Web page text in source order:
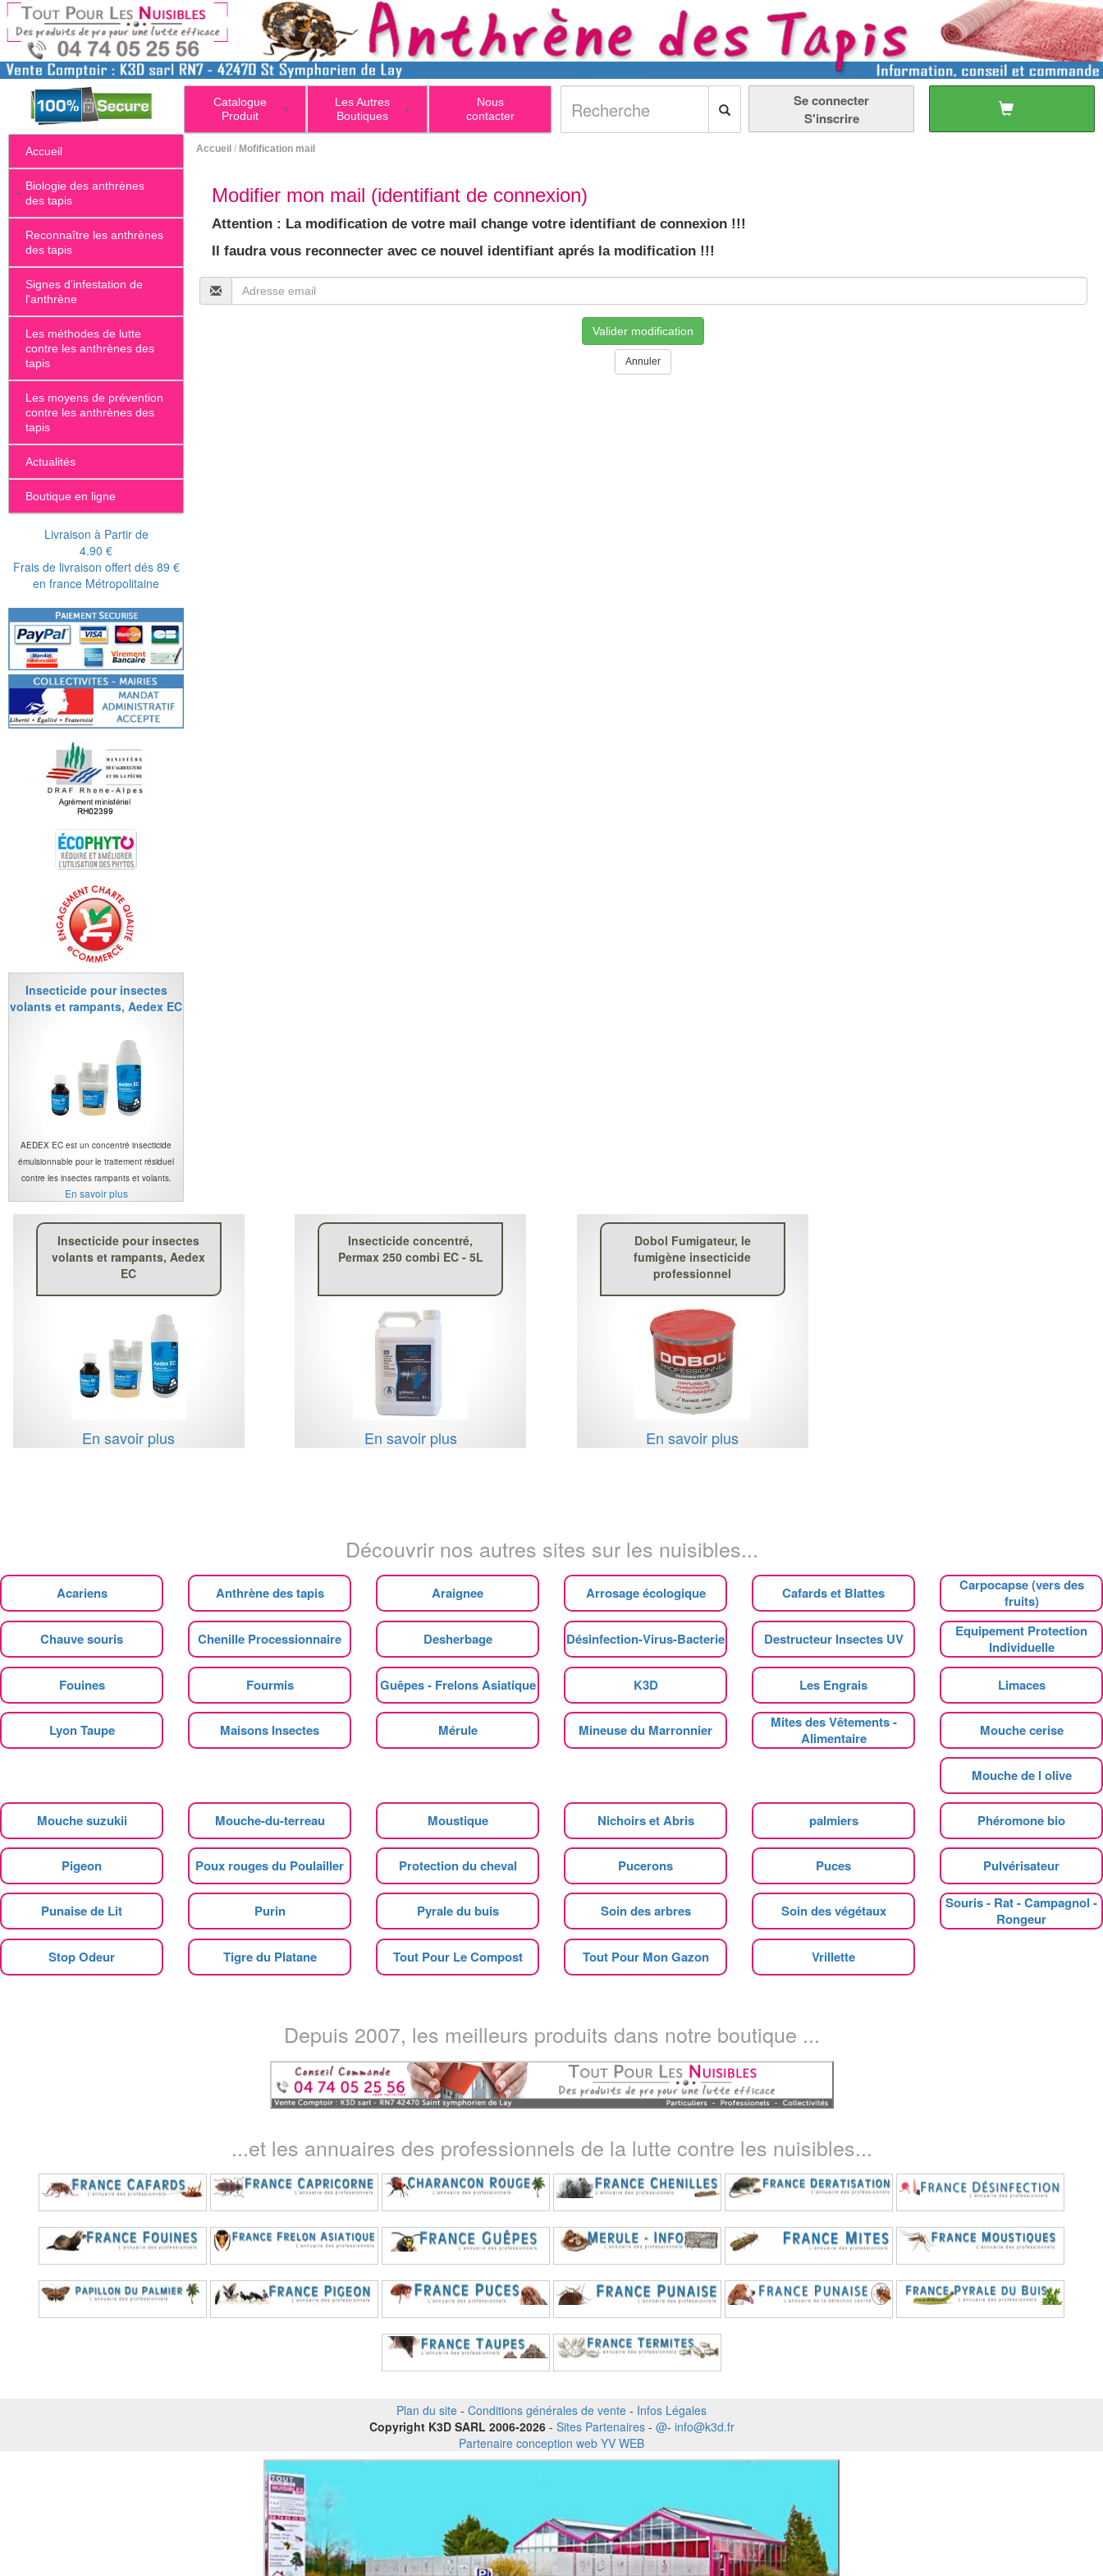
+
Catalogue
Produit
+
Les Autres
Boutiques
Nous
contacter
Se connecter
S'inscrire
Accueil
+
Biologie des anthrènes
des tapis
Reconnaître les anthrènes
des tapis
Signes d'infestation de
l'anthrène
Les méthodes de lutte
contre les anthrènes des
tapis
Les moyens de prévention
contre les anthrènes des
tapis
Actualités
Boutique en ligne
Livraison à Partir de
4.90 €
Frais de livraison offert dés 89 €
en france Métropolitaine
Insecticide pour insectes
volants et rampants, Aedex EC
AEDEX EC est un concentré insecticide
émulsionnable pour le traitement résiduel
contre les insectes rampants et volants.
En savoir plus
Accueil / Mofification mail
Modifier mon mail (identifiant de connexion)
Attention : La modification de votre mail change votre identifiant de connexion !!!
Il faudra vous reconnecter avec ce nouvel identifiant aprés la modification !!!
Valider modification
Annuler
Insecticide pour insectes
volants et rampants, Aedex
EC
En savoir plus
Insecticide concentré,
Permax 250 combi EC - 5L
En savoir plus
Dobol Fumigateur, le
fumigène insecticide
professionnel
En savoir plus
Découvrir nos autres sites sur les nuisibles...
Acariens Anthrène des tapis Araignee Arrosage écologique Cafards et Blattes
Carpocapse (vers des
fruits)
Chauve souris Chenille Processionnaire Desherbage Désinfection-Virus-Bacterie Destructeur Insectes UV
Equipement Protection
Individuelle
Fouines Fourmis Guêpes - Frelons Asiatique K3D Les Engrais Limaces
Lyon Taupe Maisons Insectes Mérule Mineuse du Marronnier
Mites des Vêtements -
Alimentaire
Mouche cerise
Mouche de l olive
Mouche suzukii Mouche-du-terreau Moustique Nichoirs et Abris palmiers Phéromone bio
Pigeon Poux rouges du Poulailler Protection du cheval Pucerons Puces Pulvérisateur
Punaise de Lit Purin Pyrale du buis Soin des arbres Soin des végétaux
Souris - Rat - Campagnol -
Rongeur
Stop Odeur Tigre du Platane Tout Pour Le Compost Tout Pour Mon Gazon Vrillette
Depuis 2007, les meilleurs produits dans notre boutique ...
...et les annuaires des professionnels de la lutte contre les nuisibles...
Plan du site - Conditions générales de vente - Infos Légales
Copyright K3D SARL 2006-2026 - Sites Partenaires- @- info@k3d.fr
Partenaire conception web YV WEB